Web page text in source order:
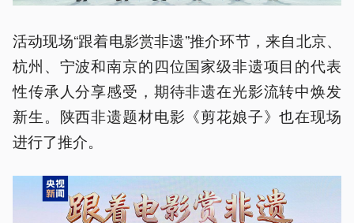
活动现场“跟着电影赏非遗”推介环节，来自北京、
杭州、宁波和南京的四位国家级非遗项目的代表
性传承人分享感受，期待非遗在光影流转中焕发
新生。陕西非遗题材电影《剪花娘子》也在现场
进行了推介。